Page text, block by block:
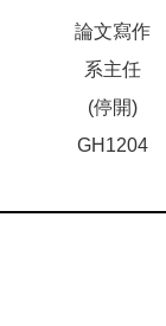
論文寫作
系主任
(停開)
GH1204